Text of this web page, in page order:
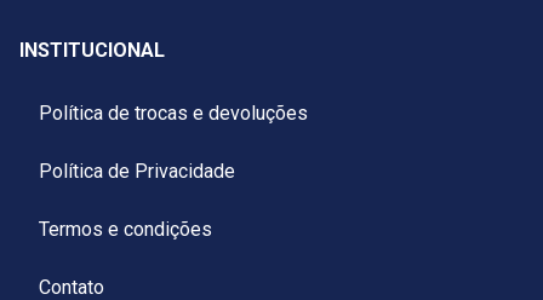
INSTITUCIONAL
Política de trocas e devoluções
Política de Privacidade
Termos e condições
Contato